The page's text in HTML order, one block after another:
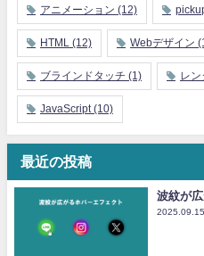
アニメーション (12)
HTML (12) Webデザイン
ブラインドタッチ (1) レ
JavaScript(10)
最近の投稿
波紋が
2025.09.15